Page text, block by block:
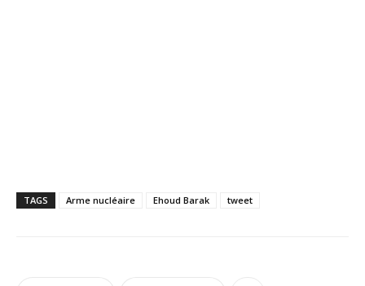
TAGS Arme nucléaire Ehoud Barak tweet